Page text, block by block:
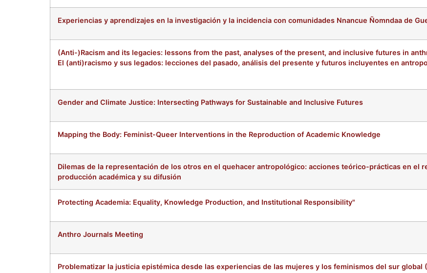
Experiencias y aprendizajes en la investigación y la incidencia con comunidades Nnancue Ñomndaa de
(Anti-)Racism and its legacies: lessons from the past, analyses of the present, and inclusive futures in
El (anti)racismo y sus legados: lecciones del pasado, análisis del presente y futuros incluyentes en
Gender and Climate Justice: Intersecting Pathways for Sustainable and Inclusive Futures
Mapping the Body: Feminist-Queer Interventions in the Reproduction of Academic Knowledge
Dilemas de la representación de los otros en el quehacer antropológico: acciones teórico-prácticas en el
producción académica y su difusión
Protecting Academia: Equality, Knowledge Production, and Institutional Responsibility"
Anthro Journals Meeting
Problematizar la justicia epistémica desde las experiencias de las mujeres y los feminismos del sur global